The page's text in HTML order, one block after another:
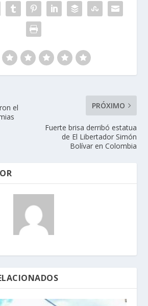
el
PRÓXIMO
Fuerte brisa derribó estatua
de El Libertador Simón
Bolívar en Colombia